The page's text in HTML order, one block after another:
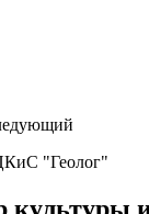
"Геолог"